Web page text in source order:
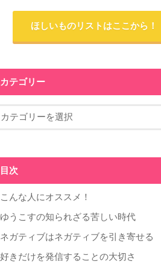
ほしいものリストはここから！
カテゴリー
目次
こんな人にオススメ！
ゆうこすの知られざる苦しい時代
ネガティブはネガティブを引き寄せる
好きだけを発信することの大切さ